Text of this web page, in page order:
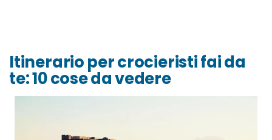
Itinerario per crocieristi fai da
te: 10 cose da vedere